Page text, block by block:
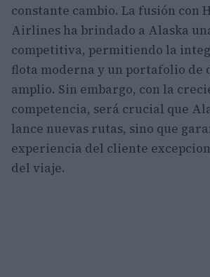
constante cambio. La fusión con
Airlines ha brindado a Alaska
competitiva, permitiendo la
flota moderna y un portafolio de
amplio. Sin embargo, con la
competencia, será crucial que
lance nuevas rutas, sino que
experiencia del cliente
del viaje.